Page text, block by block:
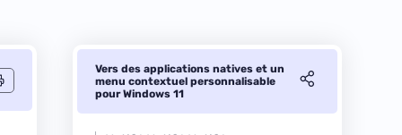
Vers des applications natives et un
menu contextuel personnalisable
pour Windows 11